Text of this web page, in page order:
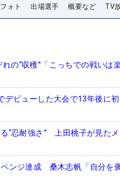
ォト 出場選手 概要など TV
の“収穫”「こっちでの戦いは
ビューした大会で13年後に
“忍耐強さ” 上田桃子が見た
ベンジ達成 桑木志帆「自分を